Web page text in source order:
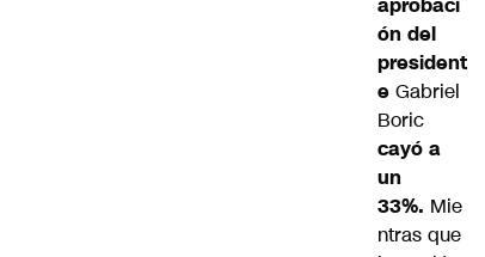
ón del
president
e Gabriel
Boric
cayó a
un
33%. Mie
ntras que